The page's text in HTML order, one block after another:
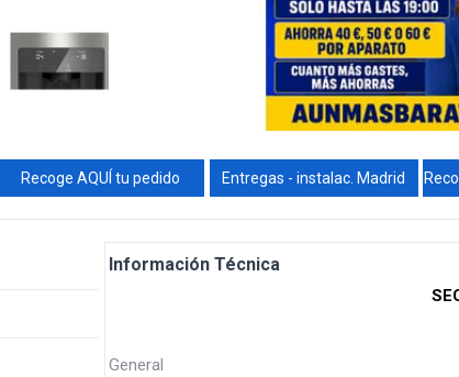
Recoge AQUÍ tu pedido Entregas - instalac. Madrid
Información Técnica
General